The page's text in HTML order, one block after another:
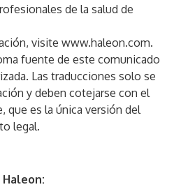
de la salud de
visite www.haleon.com.
fuente de este comunicado
Las traducciones solo se
y deben cotejarse con el
que es la única versión del
legal.